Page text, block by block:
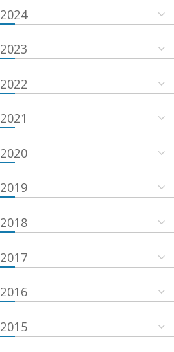
2024
2023
2022
2021
2020
2019
2018
2017
2016
2015